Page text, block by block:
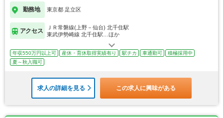
勤務地 東京都 足立区
アクセス
ＪＲ常磐線(上野－仙台) 北千住駅
東武伊勢崎線 北千住駅…ほか
年収550万円以上可 産休・育休取得実績有り 駅チカ 車通勤可
積極採用中
夏～秋入職可
求人の詳細を見る この求人に興味がある